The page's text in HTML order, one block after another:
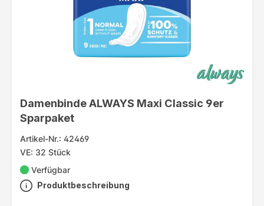
Damenbinde ALWAYS Maxi Classic 9er
Sparpaket
Artikel-Nr.: 42469
VE: 32 Stück
Verfügbar
Produktbeschreibung